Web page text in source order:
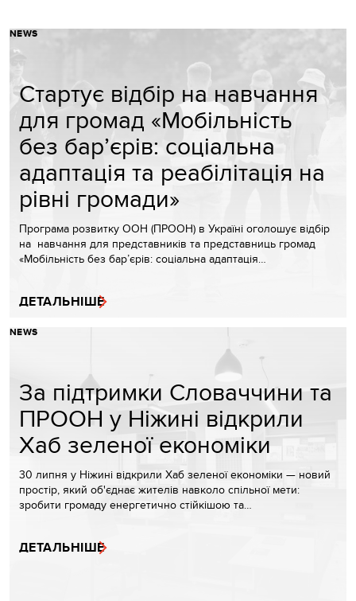
NEWS
Стартує відбір на навчання
для громад «Мобільність
без бар’єрів: соціальна
адаптація та реабілітація на
рівні громади»
Програма розвитку ООН (ПРООН) в Україні оголошує відбір
на навчання для представників та представниць громад
«Мобільність без бар’єрів: соціальна адаптація…
ДЕТАЛЬНІШЕ
NEWS
За підтримки Словаччини та
ПРООН у Ніжині відкрили
Хаб зеленої економіки
30 липня у Ніжині відкрили Хаб зеленої економіки — новий
простір, який об'єднає жителів навколо спільної мети:
зробити громаду енергетично стійкішою та…
ДЕТАЛЬНІШЕ